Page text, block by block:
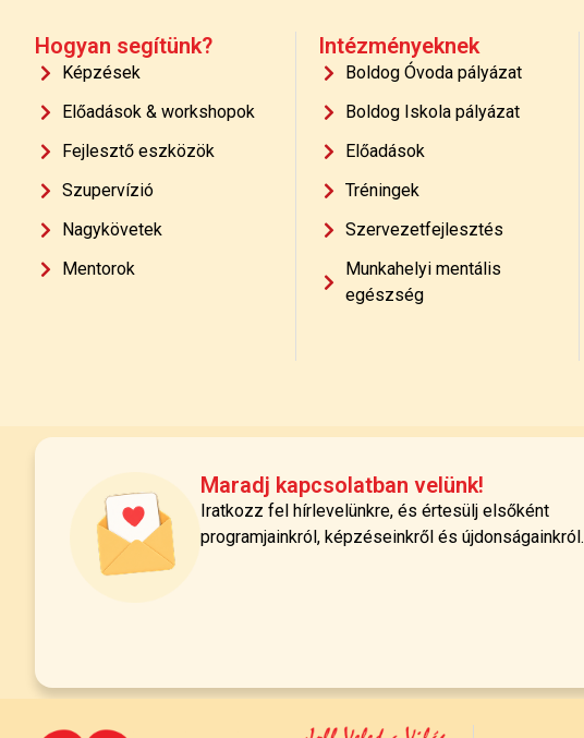
Hogyan segítünk?
Képzések
Előadások & workshopok
Fejlesztő eszközök
Szupervízió
Nagykövetek
Mentorok
Intézményeknek
Boldog Óvoda pályázat
Boldog Iskola pályázat
Előadások
Tréningek
Szervezetfejlesztés
Munkahelyi mentális
egészség
Maradj kapcsolatban velünk!
Iratkozz fel hírlevelünkre, és értesülj elsőként
programjainkról, képzéseinkről és újdonságainkról.